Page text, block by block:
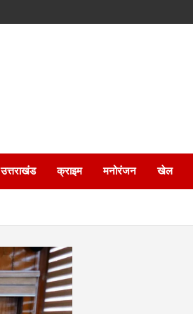
उत्तराखंड क्राइम मनोरंजन खेल